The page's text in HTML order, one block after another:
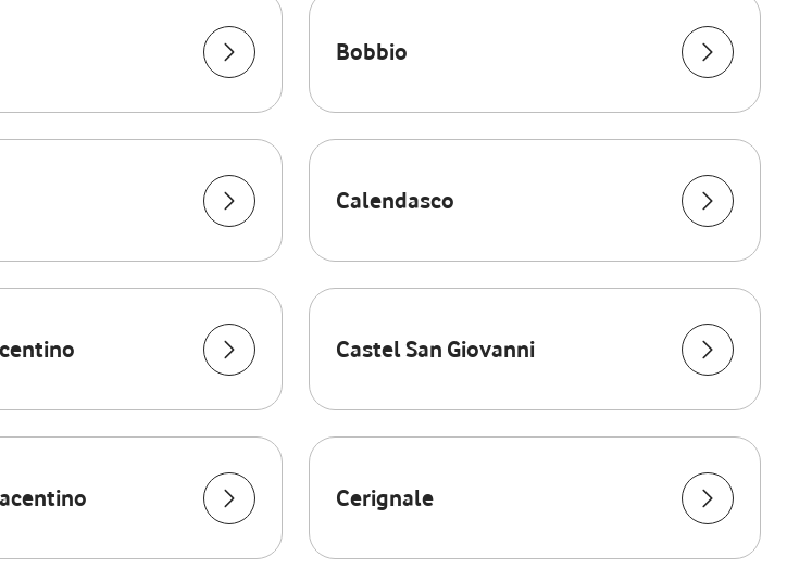
Bobbio
Calendasco
Castel San Giovanni
Cerignale